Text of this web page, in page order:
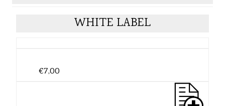
WHITE LABEL
€7,00